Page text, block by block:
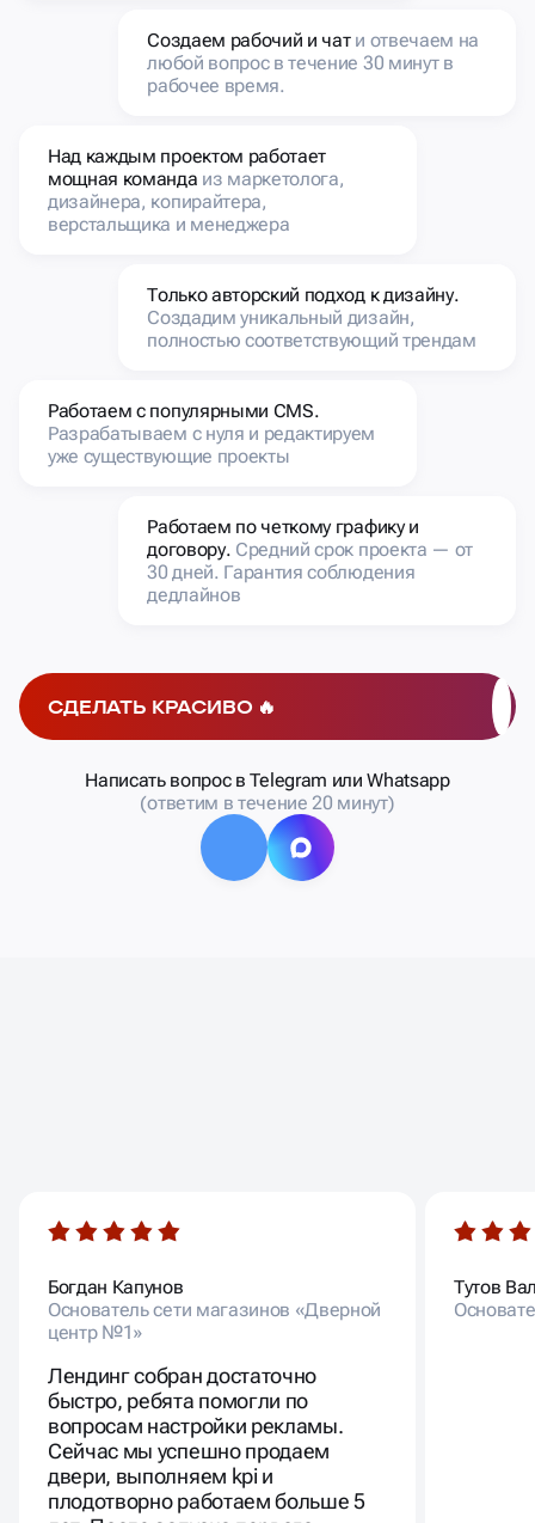
Создаем рабочий и чат и отвечаем на
любой вопрос в течение 30 минут в
рабочее время.
Над каждым проектом работает
мощная команда из маркетолога,
дизайнера, копирайтера,
верстальщика и менеджера
Только авторский подход к дизайну.
Создадим уникальный дизайн,
полностью соответствующий трендам
Работаем с популярными CMS.
Разрабатываем с нуля и редактируем
уже существующие проекты
Работаем по четкому графику и
договору. Средний срок проекта — от
30 дней. Гарантия соблюдения
дедлайнов
СДЕЛАТЬ КРАСИВО 🔥
Написать вопрос в Telegram или Whatsapp
(ответим в течение 20 минут)
Богдан Капунов
Основатель сети магазинов «Дверной
центр №1»
Лендинг собран достаточно
быстро, ребята помогли по
вопросам настройки рекламы.
Сейчас мы успешно продаем
двери, выполняем kpi и
плодотворно работаем больше 5
Тутов